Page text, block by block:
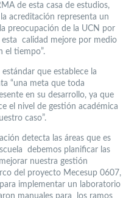
de esta casa de estudios,
acreditación representa un
preocupación de la UCN por
calidad mejore por medio
el tiempo”.
que establece la
“una meta que toda
en su desarrollo, ya que
el nivel de gestión académica
caso”.
detecta las áreas que es
debemos planificar las
nuestra gestión
del proyecto Mecesup 0607,
implementar un laboratorio
manuales para los ramos